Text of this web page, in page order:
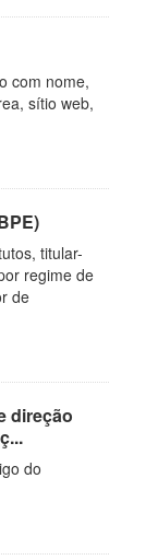
com nome,
sítio web,
titular-
regime de
de
direção
do